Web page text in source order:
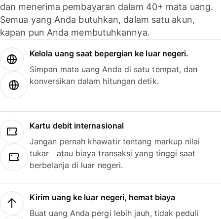
dan menerima pembayaran dalam 40+ mata uang.
Semua yang Anda butuhkan, dalam satu akun,
kapan pun Anda membutuhkannya.
Kelola uang saat bepergian ke luar negeri.
Simpan mata uang Anda di satu tempat, dan
konversikan dalam hitungan detik.
Kartu debit internasional
Jangan pernah khawatir tentang markup nilai
tukar atau biaya transaksi yang tinggi saat
berbelanja di luar negeri.
Kirim uang ke luar negeri, hemat biaya
Buat uang Anda pergi lebih jauh, tidak peduli